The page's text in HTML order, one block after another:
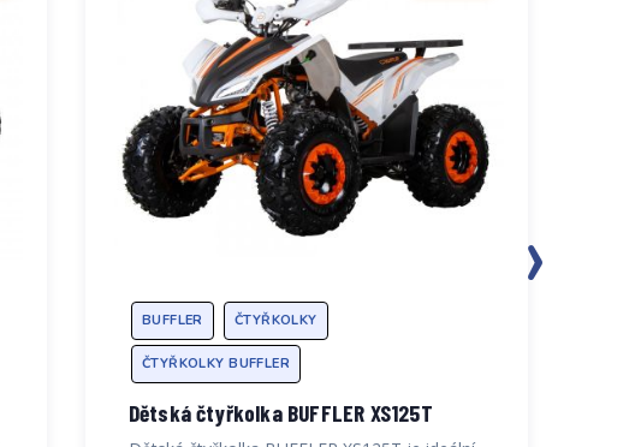
BUFFLER ČTYŘKOLKY
ČTYŘKOLKY BUFFLER
Dětská čtyřkolka BUFFLER XS125T
›